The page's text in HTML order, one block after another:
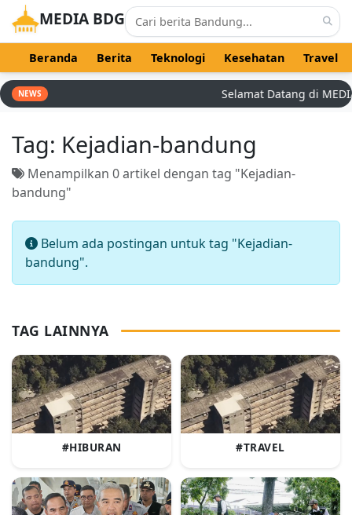
MEDIA BDG
Beranda Berita Teknologi Kesehatan Travel
NEWS Selamat Datang di
Tag: Kejadian-bandung
Menampilkan 0 artikel dengan tag "Kejadian-
bandung"
Belum ada postingan untuk tag "Kejadian-
bandung".
TAG LAINNYA
#HIBURAN #TRAVEL